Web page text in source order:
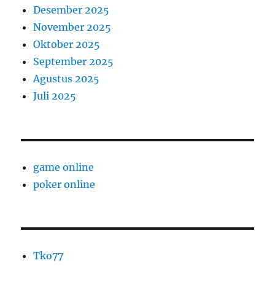
Desember 2025
November 2025
Oktober 2025
September 2025
Agustus 2025
Juli 2025
game online
poker online
Tko77